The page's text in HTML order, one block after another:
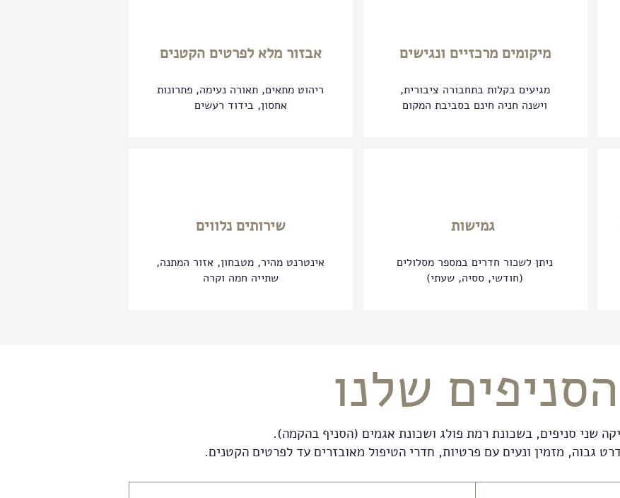
מיקומים מרכזיים ונגישים
מגיעים בקלות בתחבורה ציבורית,
וישנה חניה חינם בסביבת המקום
ניתן לשכור חדרים במספר מסלולים
(חודשי, ססיה, שעתי)
אבזור מלא לפרטים הקטנים
ריהוט מתאים, תאורה נעימה, פתרונות
אחסון, בידוד רעשים
שירותים נלווים
אינטרנט מהיר, מטבחון, אזור המתנה,
שתייה חמה וקרה
הסניפים שלנו
שני סניפים, בשכונת רמת פולג ושכונת אגמים (הסניף בהקמה).
גבוה, מזמין ונעים עם פרטיות, חדרי הטיפול מאובזרים עד לפרטים הקטנים.